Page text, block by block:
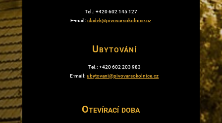
Tel.: +420 602 145 127
E-mail:sladek@pivovarsokolnice.cz
Ubytování
Tel.: +420 602 203 983
E-mail:ubytovani@pivovarsokolnice.cz
Otevírací doba